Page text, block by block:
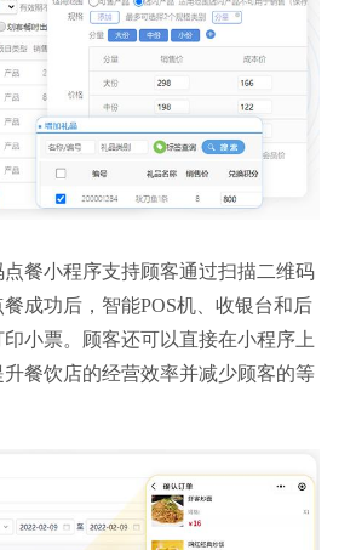
餐小程序支持顾客通过扫描二维码
成功后，智能POS机、收银台和后
小票。顾客还可以直接在小程序上
餐饮店的经营效率并减少顾客的等